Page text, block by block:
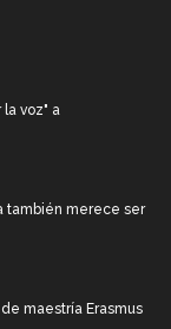
voz" a
también merece ser
maestría Erasmus